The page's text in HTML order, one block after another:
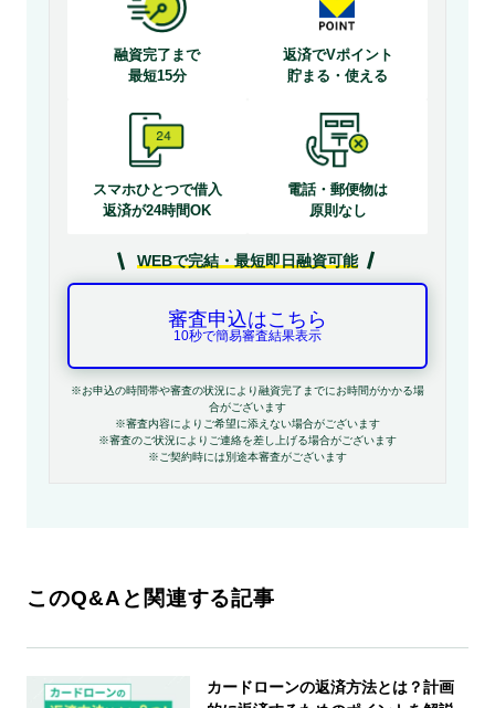
融資完了まで
最短15分
返済でVポイント
貯まる・使える
スマホひとつで借入
返済が24時間OK
電話・郵便物は
原則なし
WEBで完結・最短即日融資可能
審査申込はこちら
10秒で簡易審査結果表示
※お申込の時間帯や審査の状況により融資完了までにお時間がかかる場
合がございます
※審査内容によりご希望に添えない場合がございます
※審査のご状況によりご連絡を差し上げる場合がございます
※ご契約時には別途本審査がございます
このQ&Aと関連する記事
カードローンの返済方法とは？計画